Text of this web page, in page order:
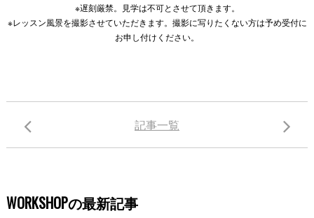
※遅刻厳禁。見学は不可とさせて頂きます。
※レッスン風景を撮影させていただきます。撮影に写りたくない方は予め受付に
お申し付けください。
記事一覧
WORKSHOPの最新記事